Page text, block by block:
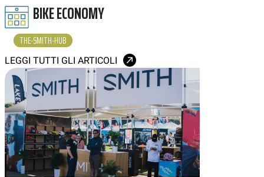
BIKE ECONOMY
THE-SMITH-HUB
LEGGI TUTTI GLI ARTICOLI